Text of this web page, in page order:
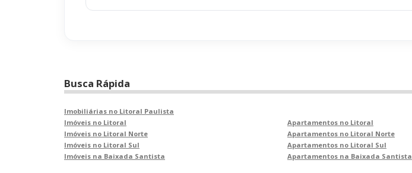
Busca Rápida
Imobiliárias no Litoral Paulista
Imóveis no Litoral
Imóveis no Litoral Norte
Imóveis no Litoral Sul
Imóveis na Baixada Santista
Apartamentos no Litoral
Apartamentos no Litoral Norte
Apartamentos no Litoral Sul
Apartamentos na Baixada Santista